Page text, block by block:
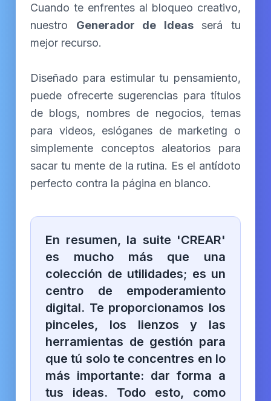
Cuando te enfrentes al bloqueo creativo,
nuestro Generador de Ideasserá tu
mejor recurso.
Diseñado para estimular tu pensamiento,
puede ofrecerte sugerencias para títulos
de blogs, nombres de negocios, temas
para videos, eslóganes de marketing o
simplemente conceptos aleatorios para
sacar tu mente de la rutina. Es el antídoto
perfecto contra la página en blanco.
En resumen, la suite 'CREAR'
es mucho más que una
colección de utilidades; es un
centro de empoderamiento
digital. Te proporcionamos los
pinceles, los lienzos y las
herramientas de gestión para
que tú solo te concentres en lo
más importante: dar forma a
tus ideas. Todo esto, como